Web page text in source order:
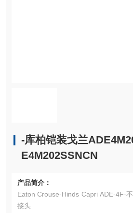
-库柏铠装戈兰
E4M202SSNCN
产品简介：
Eaton Crouse-Hinds Capri ADE-4F-
接头